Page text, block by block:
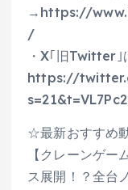
→https://
/
・X｢旧Twitter｣
https://
☆最新おすすめ
【クレーンゲ
ス展開！？全台